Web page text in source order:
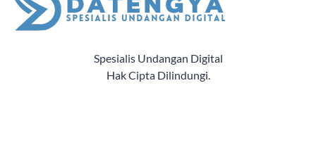
Spesialis Undangan Digital
Hak Cipta Dilindungi.